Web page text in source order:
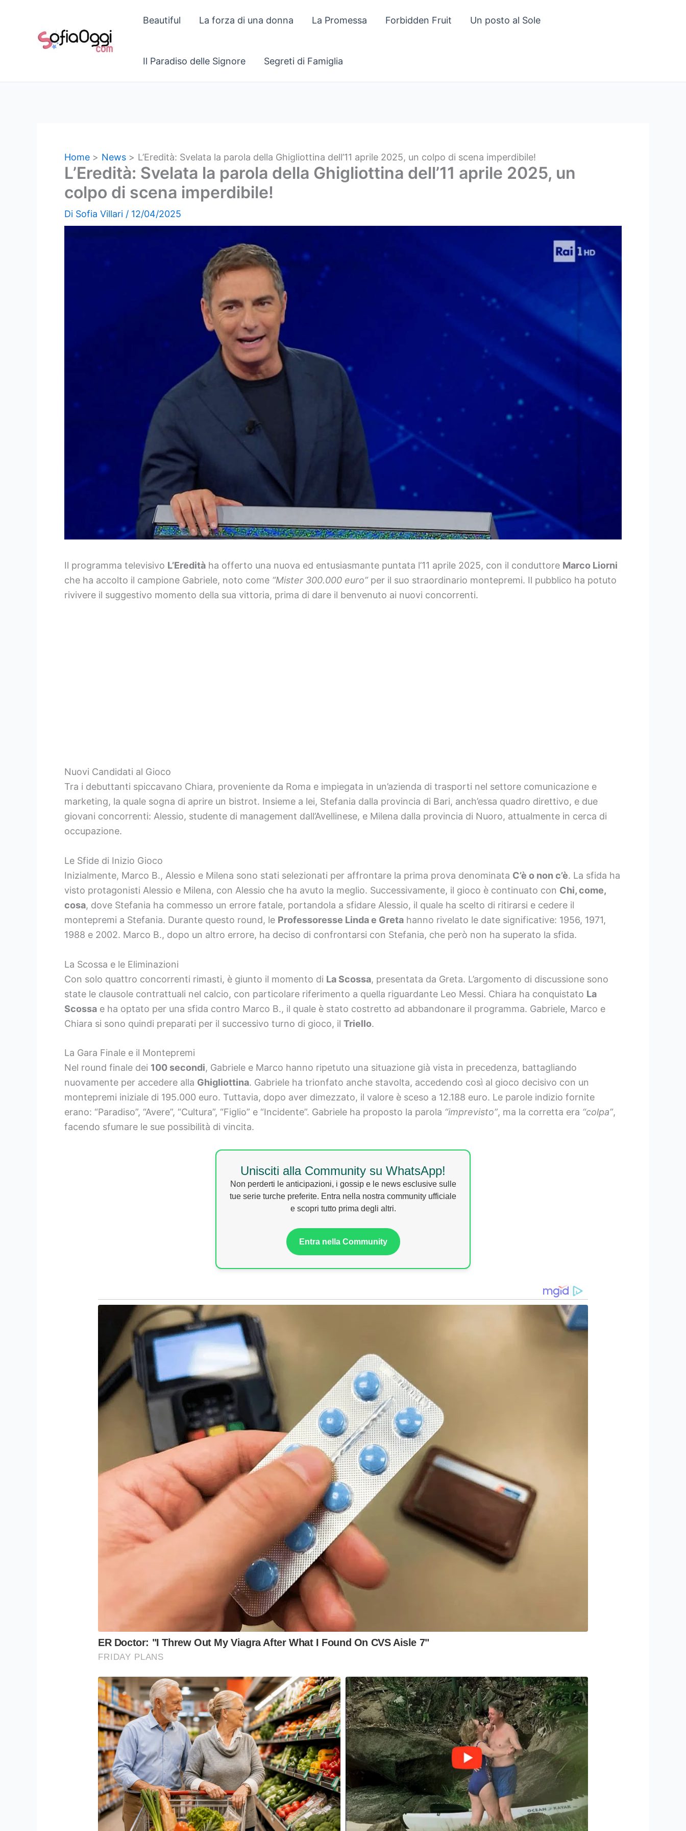
contenuto
Beautiful La forza di una donna La Promessa Forbidden Fruit Un posto al Sole
Il Paradiso delle Signore Segreti di Famiglia
Home News L’Eredità: Svelata la parola della Ghigliottina dell’11 aprile 2025, un colpo di scena imperdibile!
L’Eredità: Svelata la parola della Ghigliottina dell’11 aprile 2025, un
colpo di scena imperdibile!
Di Sofia Villari / 12/04/2025
Il programma televisivo L’Eredità ha offerto una nuova ed entusiasmante puntata l’11 aprile 2025, con il conduttore Marco Liorni
che ha accolto il campione Gabriele, noto come “Mister 300.000 euro”per il suo straordinario montepremi. Il pubblico ha potuto
rivivere il suggestivo momento della sua vittoria, prima di dare il benvenuto ai nuovi concorrenti.
Nuovi Candidati al Gioco
Tra i debuttanti spiccavano Chiara, proveniente da Roma e impiegata in un’azienda di trasporti nel settore comunicazione e
marketing, la quale sogna di aprire un bistrot. Insieme a lei, Stefania dalla provincia di Bari, anch’essa quadro direttivo, e due
giovani concorrenti: Alessio, studente di management dall’Avellinese, e Milena dalla provincia di Nuoro, attualmente in cerca di
occupazione.
Le Sfide di Inizio Gioco
Inizialmente, Marco B., Alessio e Milena sono stati selezionati per affrontare la prima prova denominata C’è o non c’è. La sfida ha
visto protagonisti Alessio e Milena, con Alessio che ha avuto la meglio. Successivamente, il gioco è continuato con Chi, come,
cosa, dove Stefania ha commesso un errore fatale, portandola a sfidare Alessio, il quale ha scelto di ritirarsi e cedere il
montepremi a Stefania. Durante questo round, le Professoresse Linda e Greta hanno rivelato le date significative: 1956, 1971,
1988 e 2002. Marco B., dopo un altro errore, ha deciso di confrontarsi con Stefania, che però non ha superato la sfida.
La Scossa e le Eliminazioni
Con solo quattro concorrenti rimasti, è giunto il momento di La Scossa, presentata da Greta. L’argomento di discussione sono
state le clausole contrattuali nel calcio, con particolare riferimento a quella riguardante Leo Messi. Chiara ha conquistato La
Scossa e ha optato per una sfida contro Marco B., il quale è stato costretto ad abbandonare il programma. Gabriele, Marco e
Chiara si sono quindi preparati per il successivo turno di gioco, il Triello.
La Gara Finale e il Montepremi
Nel round finale dei 100 secondi, Gabriele e Marco hanno ripetuto una situazione già vista in precedenza, battagliando
nuovamente per accedere alla Ghigliottina. Gabriele ha trionfato anche stavolta, accedendo così al gioco decisivo con un
montepremi iniziale di 195.000 euro. Tuttavia, dopo aver dimezzato, il valore è sceso a 12.188 euro. Le parole indizio fornite
erano: “Paradiso”, “Avere”, “Cultura”, “Figlio” e “Incidente”. Gabriele ha proposto la parola “imprevisto”, ma la corretta era “colpa”,
facendo sfumare le sue possibilità di vincita.
Unisciti alla Community su WhatsApp!
Non perderti le anticipazioni, i gossip e le news esclusive sulle
tue serie turche preferite. Entra nella nostra community ufficiale
e scopri tutto prima degli altri.
Entra nella Community